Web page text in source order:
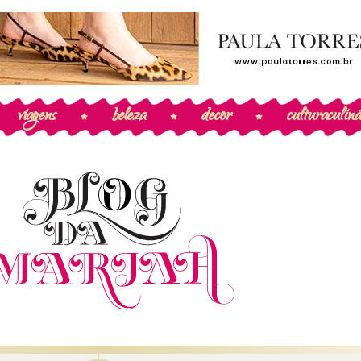
viagens beleza decor cultura